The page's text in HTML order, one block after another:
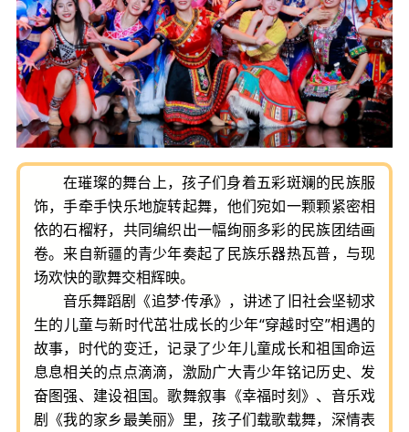
在璀璨的舞台上，孩子们身着五彩斑斓的民族服
饰，手牵手快乐地旋转起舞，他们宛如一颗颗紧密相
依的石榴籽，共同编织出一幅绚丽多彩的民族团结画
卷。来自新疆的青少年奏起了民族乐器热瓦普，与现
场欢快的歌舞交相辉映。
音乐舞蹈剧《追梦·传承》，讲述了旧社会坚韧求
生的儿童与新时代茁壮成长的少年“穿越时空”相遇的
故事，时代的变迁，记录了少年儿童成长和祖国命运
息息相关的点点滴滴，激励广大青少年铭记历史、发
奋图强、建设祖国。歌舞叙事《幸福时刻》、音乐戏
剧《我的家乡最美丽》里，孩子们载歌载舞，深情表